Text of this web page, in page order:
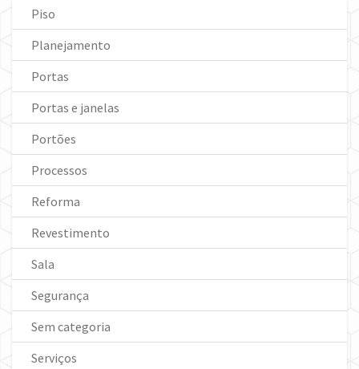
Piso
Planejamento
Portas
Portas e janelas
Portões
Processos
Reforma
Revestimento
Sala
Segurança
Sem categoria
Serviços